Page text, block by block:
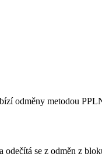
odměny metodou
se z odměn z